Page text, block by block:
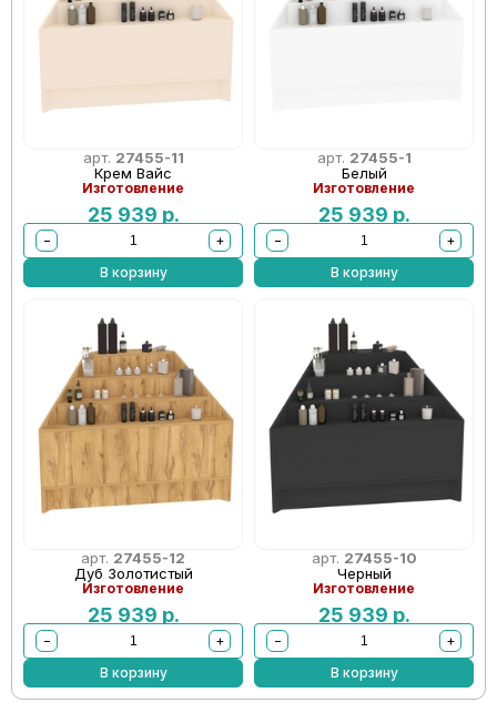
арт. 27455-11
Крем Вайс
Изготовление
25 939 р.
−
+
В корзину
арт. 27455-1
Белый
Изготовление
25 939 р.
−
+
В корзину
арт. 27455-12
Дуб Золотистый
Изготовление
25 939 р.
−
+
В корзину
арт. 27455-10
Черный
Изготовление
25 939 р.
−
+
В корзину